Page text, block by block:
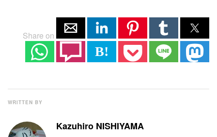
Share on
B!
WRITTEN BY
Kazuhiro NISHIYAMA